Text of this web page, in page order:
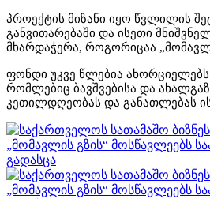
პროექტის მიზანი იყო წვლილის
განვითარებაში და ისეთი
მხარდაჭერა, როგორიცაა
ფონდი უკვე წლებია
რომლებიც ბავშვებისა და
კეთილდღეობას და განათლებას